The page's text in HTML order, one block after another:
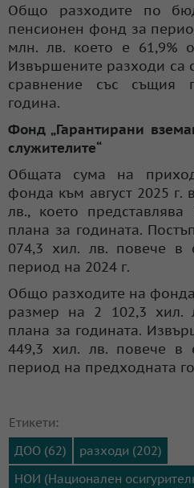
Общо разходите по
пенсионен фонд за
млн. лв. което е 61,9%
Извършените разходи са
сравнение със същия
година.
Фонд „Гарантирани
служителите“
Общата сума на
фонда към август 2025 г.
лв., което
плана за годината.
074,3 хил. лв. повече в
период на 2024 г.
Общо разходите на фонда
размер на 2 102,3 хил.
плана за годината.
449,3 хил. лв. повече в
период на предходната
Етикети:
ДОО (62)
разходи (202)
НОИ (Национален